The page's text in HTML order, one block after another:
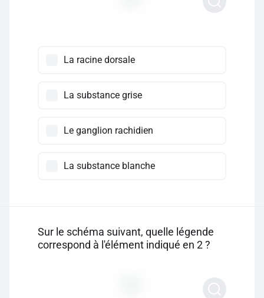
La racine dorsale
La substance grise
Le ganglion rachidien
La substance blanche
Sur le schéma suivant, quelle légende
correspond à l'élément indiqué en 2 ?